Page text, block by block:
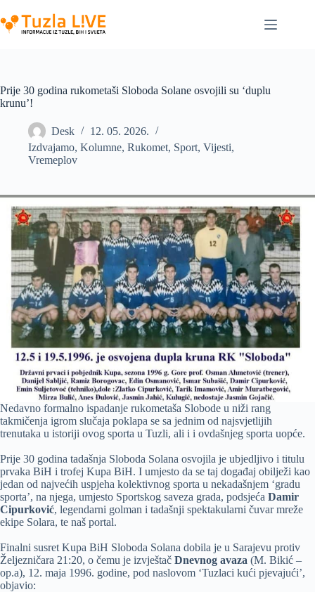
to
content
Prije 30 godina rukometaši Sloboda Solane osvojili su ‘duplu
krunu’!
Desk
12. 05. 2026.
Izdvajamo, Kolumne, Rukomet, Sport, Vijesti,
Vremeplov
Nedavno formalno ispadanje rukometaša Slobode u niži rang
takmičenja igrom slučaja poklapa se sa jednim od najsvjetlijih
trenutaka u istoriji ovog sporta u Tuzli, ali i i ovdašnjeg sporta uopće.
Prije 30 godina tadašnja Sloboda Solana osvojila je ubjedljivo i titulu
prvaka BiH i trofej Kupa BiH. I umjesto da se taj događaj obilježi kao
jedan od najvećih uspjeha kolektivnog sporta u nekadašnjem ‘gradu
sporta’, na njega, umjesto Sportskog saveza grada, podsjeća Damir
Cipurković, legendarni golman i tadašnji spektakularni čuvar mreže
ekipe Solara, te naš portal.
Finalni susret Kupa BiH Sloboda Solana dobila je u Sarajevu protiv
Željezničara 21:20, o čemu je izvještač Dnevnog avaza (M. Bikić –
op.a), 12. maja 1996. godine, pod naslovom ‘Tuzlaci kući pjevajući’,
objavio: